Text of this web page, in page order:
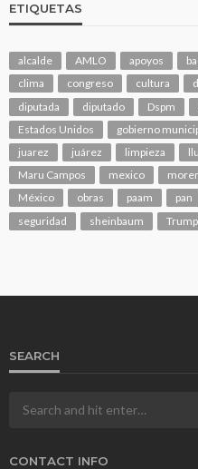
ETIQUETAS
alcalde AMLO apoyos
clima
congreso cultura
diputada
diputado Dspm
Estados Unidos
gobierno
juarez
juárez limpieza
Maru Campos
mexico
México
obras paam pan
seguridad
sheinbaum Trump
SEARCH
CONTACT INFO